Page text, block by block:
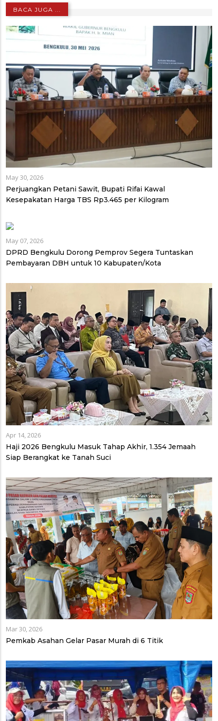
BACA JUGA ...
May 30, 2026
Perjuangkan Petani Sawit, Bupati Rifai Kawal
Kesepakatan Harga TBS Rp3.465 per Kilogram
May 07, 2026
DPRD Bengkulu Dorong Pemprov Segera Tuntaskan
Pembayaran DBH untuk 10 Kabupaten/Kota
Apr 14, 2026
Haji 2026 Bengkulu Masuk Tahap Akhir, 1.354 Jemaah
Siap Berangkat ke Tanah Suci
Mar 30, 2026
Pemkab Asahan Gelar Pasar Murah di 6 Titik